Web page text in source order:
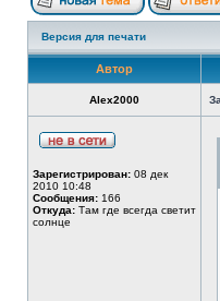
Версия для печати
Автор
Alex2000
Зарегистрирован: 08 дек
2010 10:48
Сообщения: 166
Откуда: Там где всегда светит
солнце